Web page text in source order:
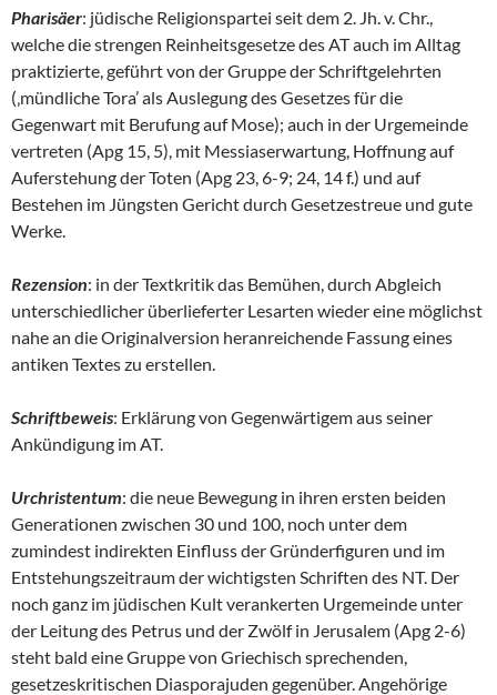
Pharisäer: jüdische Religionspartei seit dem 2. Jh. v. Chr.,
welche die strengen Reinheitsgesetze des AT auch im Alltag
praktizierte, geführt von der Gruppe der Schriftgelehrten
(‚mündliche Tora’ als Auslegung des Gesetzes für die
Gegenwart mit Berufung auf Mose); auch in der Urgemeinde
vertreten (Apg 15, 5), mit Messiaserwartung, Hoffnung auf
Auferstehung der Toten (Apg 23, 6-9; 24, 14 f.) und auf
Bestehen im Jüngsten Gericht durch Gesetzestreue und gute
Werke.
Rezension: in der Textkritik das Bemühen, durch Abgleich
unterschiedlicher überlieferter Lesarten wieder eine möglichst
nahe an die Originalversion heranreichende Fassung eines
antiken Textes zu erstellen.
Schriftbeweis: Erklärung von Gegenwärtigem aus seiner
Ankündigung im AT.
Urchristentum: die neue Bewegung in ihren ersten beiden
Generationen zwischen 30 und 100, noch unter dem
zumindest indirekten Einfluss der Gründerfiguren und im
Entstehungszeitraum der wichtigsten Schriften des NT. Der
noch ganz im jüdischen Kult verankerten Urgemeinde unter
der Leitung des Petrus und der Zwölf in Jerusalem (Apg 2-6)
steht bald eine Gruppe von Griechisch sprechenden,
gesetzeskritischen Diasporajuden gegenüber. Angehörige